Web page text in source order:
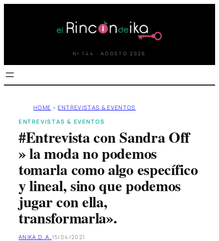
Nº 144 · AGOSTO 2026
HOME » ENTREVISTAS & EVENTOS
ENTREVISTAS & EVENTOS
#Entrevista con Sandra Off
» la moda no podemos
tomarla como algo específico
y lineal, sino que podemos
jugar con ella,
transformarla».
ANIKA D. A. 15/04/2021